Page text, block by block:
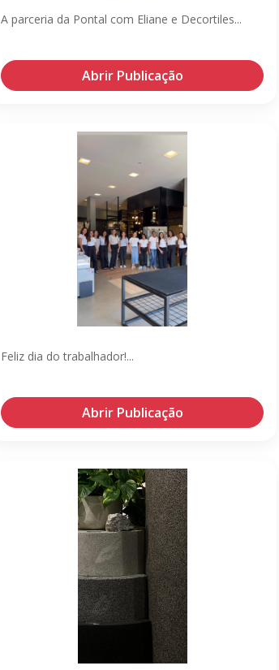
A parceria da Pontal com Eliane e Decortiles...
Abrir Publicação
Feliz dia do trabalhador!...
Abrir Publicação